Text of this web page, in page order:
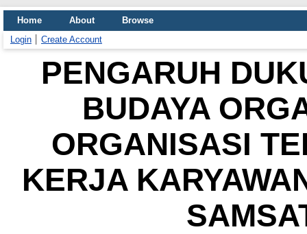
Home About
Browse
Login
Create Account
PENGARUH
BUDAYA
ORGANISASI
KERJA